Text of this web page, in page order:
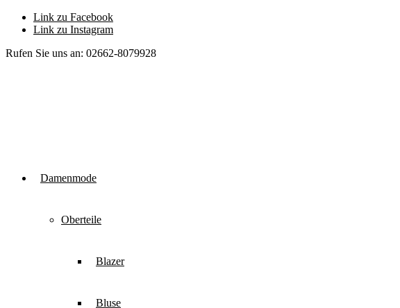
Link zu Facebook
Link zu Instagram
Rufen Sie uns an: 02662-8079928
Damenmode
Oberteile
Blazer
Bluse